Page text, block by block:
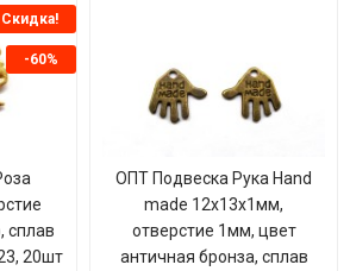
Скидка!
-60%
сплав
20шт
ОПТ Подвеска Рука Hand
made 12х13х1мм,
отверстие 1мм, цвет
античная бронза, сплав